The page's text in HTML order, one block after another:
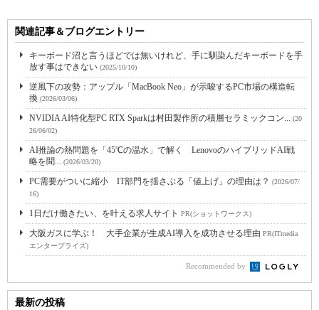
関連記事＆ブログエントリー
キーボード沼と言うほどでは無いけれど、手に馴染んだキーボードを手
放す事はできない (2025/10/10)
逆風下の攻勢：アップル「MacBook Neo」が示唆するPC市場の構造転
換 (2026/03/06)
NVIDIA AI特化型PC RTX Sparkは村田製作所の積層セラミックコン... (20
26/06/02)
AI推論の熱問題を「45℃の温水」で解く LenovoのハイブリッドAI戦
略を聞... (2026/03/20)
PC需要がついに縮小 IT部門を揺さぶる「値上げ」の理由は？ (2026/07/
16)
1日だけ働きたい、を叶える求人サイト PR(ショットワークス)
大阪ガスに学ぶ！ 大手企業が生成AI導入を成功させる理由 PR(ITmedia
エンタープライズ)
Recommended by
最新の投稿